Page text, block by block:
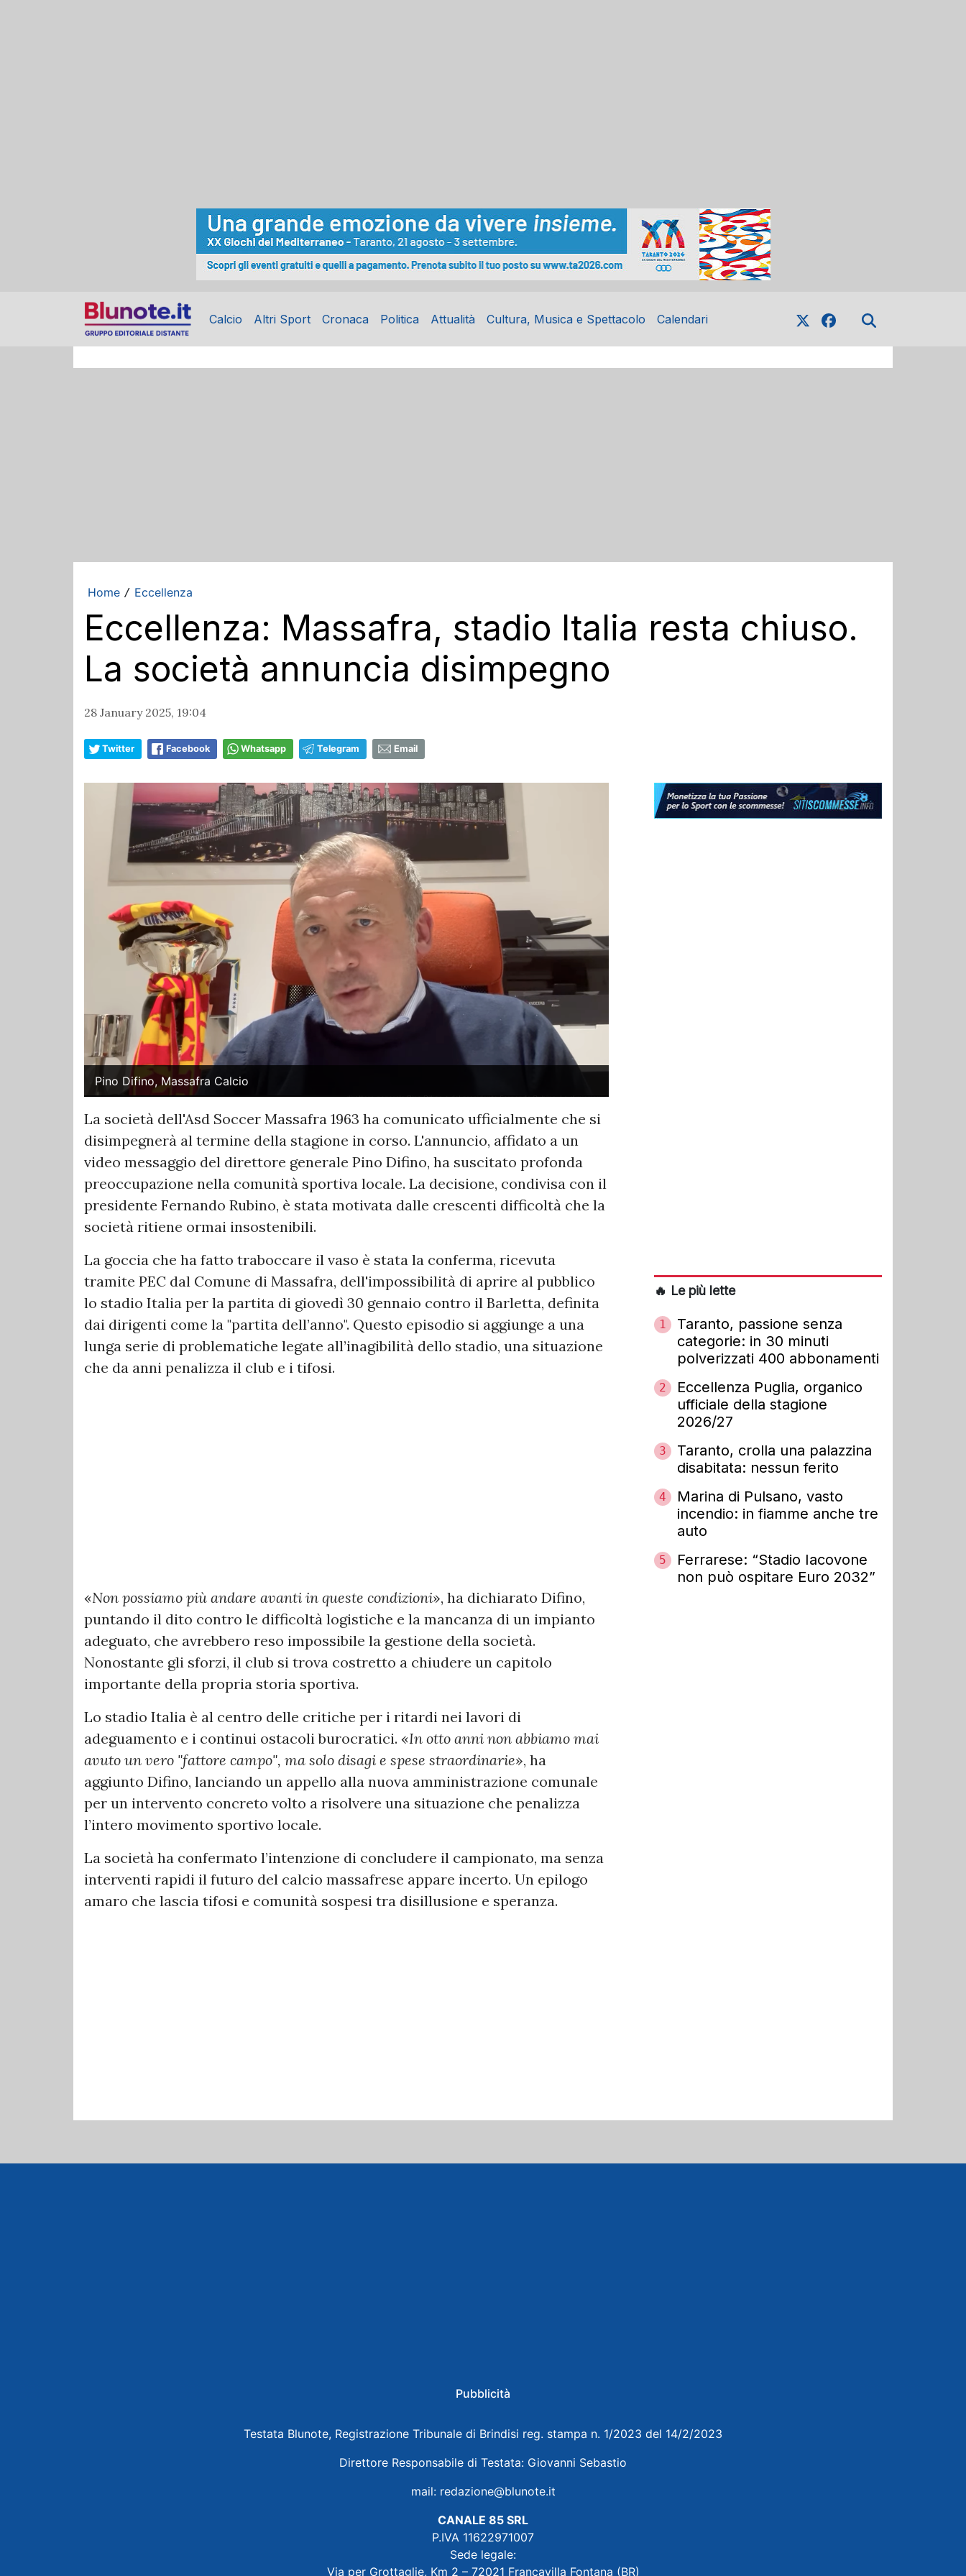
Calcio Altri Sport Cronaca Politica Attualità Cultura, Musica e Spettacolo Calendari
Home / Eccellenza
Eccellenza: Massafra, stadio Italia resta chiuso.
La società annuncia disimpegno
28 January 2025, 19:04
Twitter Facebook Whatsapp Telegram Email
Pino Difino, Massafra Calcio
La società dell'Asd Soccer Massafra 1963 ha comunicato ufficialmente che si
disimpegnerà al termine della stagione in corso. L'annuncio, affidato a un
video messaggio del direttore generale Pino Difino, ha suscitato profonda
preoccupazione nella comunità sportiva locale. La decisione, condivisa con il
presidente Fernando Rubino, è stata motivata dalle crescenti difficoltà che la
società ritiene ormai insostenibili.
La goccia che ha fatto traboccare il vaso è stata la conferma, ricevuta
tramite PEC dal Comune di Massafra, dell'impossibilità di aprire al pubblico
lo stadio Italia per la partita di giovedì 30 gennaio contro il Barletta, definita
dai dirigenti come la "partita dell’anno". Questo episodio si aggiunge a una
lunga serie di problematiche legate all’inagibilità dello stadio, una situazione
che da anni penalizza il club e i tifosi.
«Non possiamo più andare avanti in queste condizioni», ha dichiarato Difino,
puntando il dito contro le difficoltà logistiche e la mancanza di un impianto
adeguato, che avrebbero reso impossibile la gestione della società.
Nonostante gli sforzi, il club si trova costretto a chiudere un capitolo
importante della propria storia sportiva.
Lo stadio Italia è al centro delle critiche per i ritardi nei lavori di
adeguamento e i continui ostacoli burocratici. «In otto anni non abbiamo mai
avuto un vero "fattore campo", ma solo disagi e spese straordinarie», ha
aggiunto Difino, lanciando un appello alla nuova amministrazione comunale
per un intervento concreto volto a risolvere una situazione che penalizza
l’intero movimento sportivo locale.
La società ha confermato l’intenzione di concludere il campionato, ma senza
interventi rapidi il futuro del calcio massafrese appare incerto. Un epilogo
amaro che lascia tifosi e comunità sospesi tra disillusione e speranza.
🔥 Le più lette
1
Taranto, passione senza
categorie: in 30 minuti
polverizzati 400 abbonamenti
2
Eccellenza Puglia, organico
ufficiale della stagione
2026/27
3
Taranto, crolla una palazzina
disabitata: nessun ferito
4
Marina di Pulsano, vasto
incendio: in fiamme anche tre
auto
5
Ferrarese: “Stadio Iacovone
non può ospitare Euro 2032”
Pubblicità
Testata Blunote, Registrazione Tribunale di Brindisi reg. stampa n. 1/2023 del 14/2/2023
Direttore Responsabile di Testata: Giovanni Sebastio
mail: redazione@blunote.it
CANALE 85 SRL
P.IVA 11622971007
Sede legale:
Via per Grottaglie, Km 2 – 72021 Francavilla Fontana (BR)